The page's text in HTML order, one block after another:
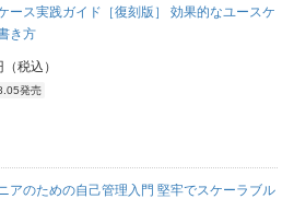
ース実践ガイド［復刻版］ 効果的なユースケ
き方
税込）
発売
アのための自己管理入門 堅牢でスケーラブル